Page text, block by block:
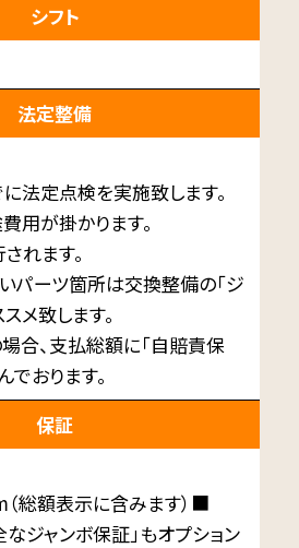
シフト
法定整備
法定点検を実施致します。
用が掛かります。
れます。
パーツ箇所は交換整備の「ジ
メ致します。
合、支払総額に「自賠責保
でおります。
保証
総額表示に含みます）■
ジャンボ保証」もオプション